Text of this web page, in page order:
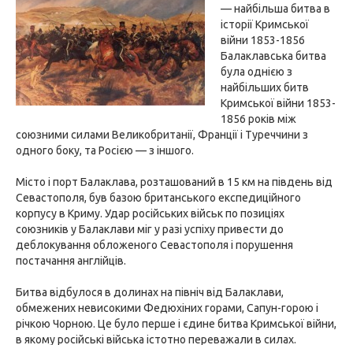
— найбільша битва в
історії Кримської
війни 1853-1856
Балаклавська битва
була однією з
найбільших битв
Кримської війни 1853-
1856 років між
союзними силами Великобританії, Франції і Туреччини з
одного боку, та Росією — з іншого.
Місто і порт Балаклава, розташований в 15 км на південь від
Севастополя, був базою британського експедиційного
корпусу в Криму. Удар російських військ по позиціях
союзників у Балаклави міг у разі успіху привести до
деблокування обложеного Севастополя і порушення
постачання англійців.
Битва відбулося в долинах на північ від Балаклави,
обмежених невисокими Федюхіних горами, Сапун-горою і
річкою Чорною. Це було перше і єдине битва Кримської війни,
в якому російські війська істотно переважали в силах.